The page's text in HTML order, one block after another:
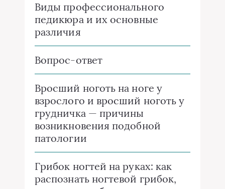
Виды профессионального
педикюра и их основные
различия
Вопрос-ответ
Вросший ноготь на ноге у
взрослого и вросший ноготь у
грудничка — причины
возникновения подобной
патологии
Грибок ногтей на руках: как
распознать ногтевой грибок,